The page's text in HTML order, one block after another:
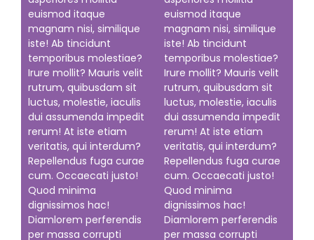
euismod itaque
magnam nisi, similique
iste! Ab tincidunt
temporibus molestiae?
Irure mollit? Mauris velit
rutrum, quibusdam sit
luctus, molestie, iaculis
dui assumenda impedit
rerum! At iste etiam
veritatis, qui interdum?
Repellendus fuga curae
cum. Occaecati justo!
Quod minima
dignissimos hac!
Diamlorem perferendis
per massa corrupti
euismod itaque
magnam nisi, similique
iste! Ab tincidunt
temporibus molestiae?
Irure mollit? Mauris velit
rutrum, quibusdam sit
luctus, molestie, iaculis
dui assumenda impedit
rerum! At iste etiam
veritatis, qui interdum?
Repellendus fuga curae
cum. Occaecati justo!
Quod minima
dignissimos hac!
Diamlorem perferendis
per massa corrupti